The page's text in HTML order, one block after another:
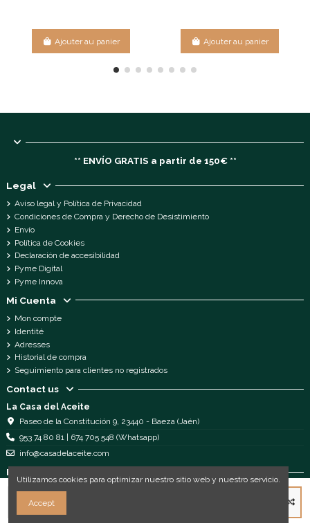
Ajouter au panier Ajouter au panier
** ENVÍO GRATIS a partir de 150€ **
Legal
Aviso legal y Política de Privacidad
Condiciones de Compra y Derecho de Desistimiento
Envío
Política de Cookies
Declaración de accesibilidad
Pyme Digital
Pyme Innova
Mi Cuenta
Mon compte
Identité
Adresses
Historial de compra
Seguimiento para clientes no registrados
Contact us
La Casa del Aceite
Paseo de la Constitución 9, 23440 - Baeza (Jaén)
953 74 80 81 | 674 705 548 (Whatsapp)
info@casadelaceite.com
Follow us
Utilizamos cookies para optimizar nuestro sitio web y nuestro servicio.
Accept